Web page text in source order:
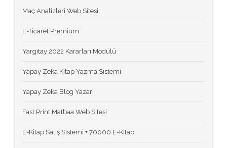
Maç Analizleri Web Sitesi
E-Ticaret Premium
Yargıtay 2022 Kararları Modülü
Yapay Zeka Kitap Yazma Sistemi
Yapay Zeka Blog Yazarı
Fast Print Matbaa Web Sitesi
E-Kitap Satış Sistemi + 70000 E-Kitap